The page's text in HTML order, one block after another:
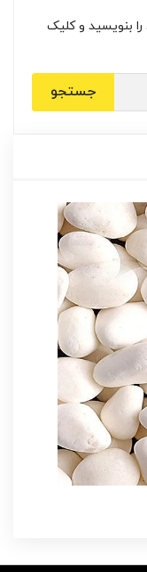
بنویسید و کلیک
جستجو